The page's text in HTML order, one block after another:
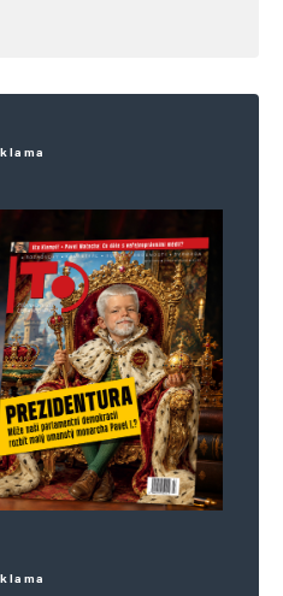
a webovou stránku pro budoucí
e-mailem.
mailem.